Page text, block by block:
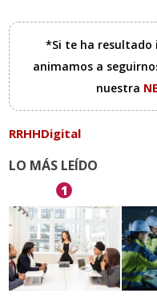
*Si te ha
animamos a
nuestra
RRHHDigital
LO MÁS LEÍDO
1